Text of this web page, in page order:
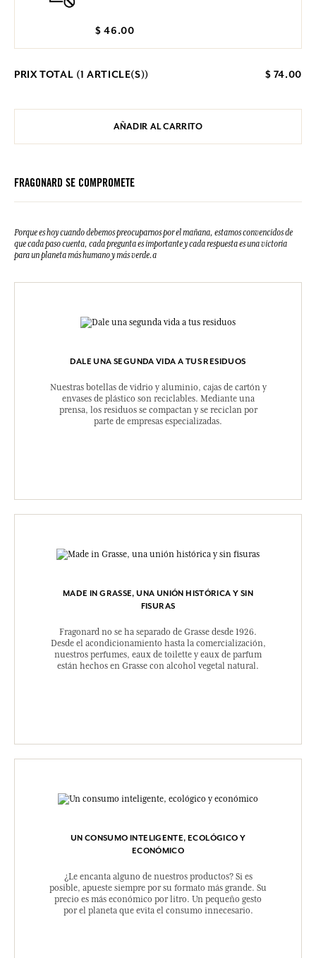
$ 46.00
PRIX TOTAL (1 ARTICLE(S)) $ 74.00
AÑADIR AL CARRITO
FRAGONARD SE COMPROMETE
Porque es hoy cuando debemos preocuparnos por el mañana, estamos convencidos de
que cada paso cuenta, cada pregunta es importante y cada respuesta es una victoria
para un planeta más humano y más verde.a
DALE UNA SEGUNDA VIDA A TUS RESIDUOS
Nuestras botellas de vidrio y aluminio, cajas de cartón y
envases de plástico son reciclables. Mediante una
prensa, los residuos se compactan y se reciclan por
parte de empresas especializadas.
MADE IN GRASSE, UNA UNIÓN HISTÓRICA Y SIN
FISURAS
Fragonard no se ha separado de Grasse desde 1926.
Desde el acondicionamiento hasta la comercialización,
nuestros perfumes, eaux de toilette y eaux de parfum
están hechos en Grasse con alcohol vegetal natural.
UN CONSUMO INTELIGENTE, ECOLÓGICO Y
ECONÓMICO
¿Le encanta alguno de nuestros productos? Si es
posible, apueste siempre por su formato más grande. Su
precio es más económico por litro. Un pequeño gesto
por el planeta que evita el consumo innecesario.